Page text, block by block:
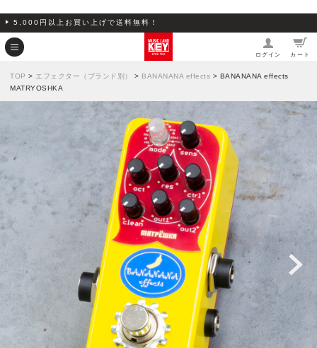
5,000円以上お買い上げで送料無料！
ログイン カート
TOP > エフェクター（ブランド別） > BANANANA effects > BANANANA effects
MATRYOSHKA